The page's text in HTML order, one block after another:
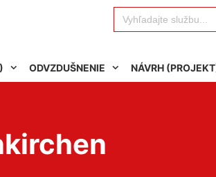
Search
for:
ODVZDUŠNENIE NÁVRH